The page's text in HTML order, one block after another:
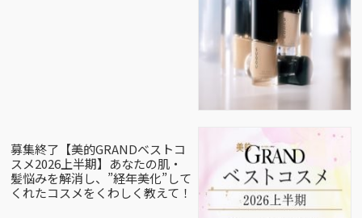
募集終了【美的GRANDベストコ
スメ2026上半期】あなたの肌・
髪悩みを解消し、”経年美化”して
くれたコスメをくわしく教えて！